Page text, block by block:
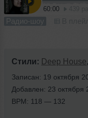
60:00
Радио-шоу
Стили: Deep House,
Записан: 19 октября
Добавлен: 23 октября
BPM: 118 — 132